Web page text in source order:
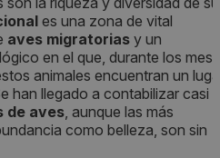
es una zona de vital
aves migratorias y un
en el que, durante los
animales encuentran un
han llegado a contabilizar casi
de aves, aunque las más
como belleza, son sin